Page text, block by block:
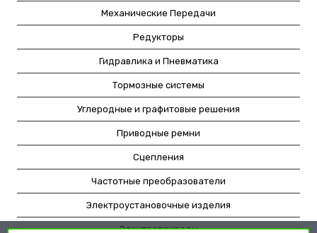
Механические Передачи
Редукторы
Гидравлика и Пневматика
Тормозные системы
Углеродные и графитовые решения
Приводные ремни
Сцепления
Частотные преобразователи
Электроустановочные изделия
Электроприводы